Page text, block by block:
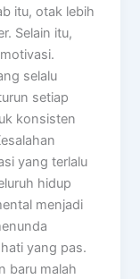
itu, otak lebih
Selain itu,
selalu
setiap
konsisten
yang terlalu
hidup
menjadi
yang pas.
baru malah